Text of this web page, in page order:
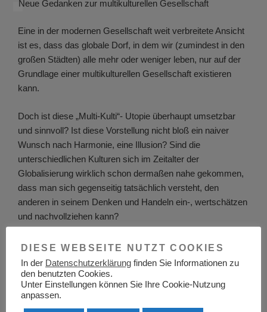
Neue Gedanken zur multikulturellen Gesellschaft
Eine in der modernen Gesellschaft weit verbreitete Ansicht
ist es, dass das globale Dorf, in dem wir (zumindest in den
großen Städten) alle mehr oder weniger leben, nur auf der
Grundlage einer multikulturellen Gesellschaft existieren
kann.
Doch ist diese „Multi-Kulti“- Utopie überhaupt umsetzbar
und sinnvoll? Ist diese Vorstellung nicht bloß ein naiver
Wunsch nach Harmonie, eine Illusion? Sind die
unterschiedlichen Kulturen sich im Zeitalter der
Globalisierung wirklich schon dermaßen nahe gekommen,
dass man sich gegenseitig tatsächlich versteht, den
anderen in seinem Denken und Handeln ein-, wertschätzen
und nachvollziehen kann?
Suchen
nach:
DIESE WEBSEITE NUTZT COOKIES
In der Datenschutzerklärung finden Sie Informationen zu
den benutzten Cookies.
Unter Einstellungen können Sie Ihre Cookie-Nutzung
anpassen.